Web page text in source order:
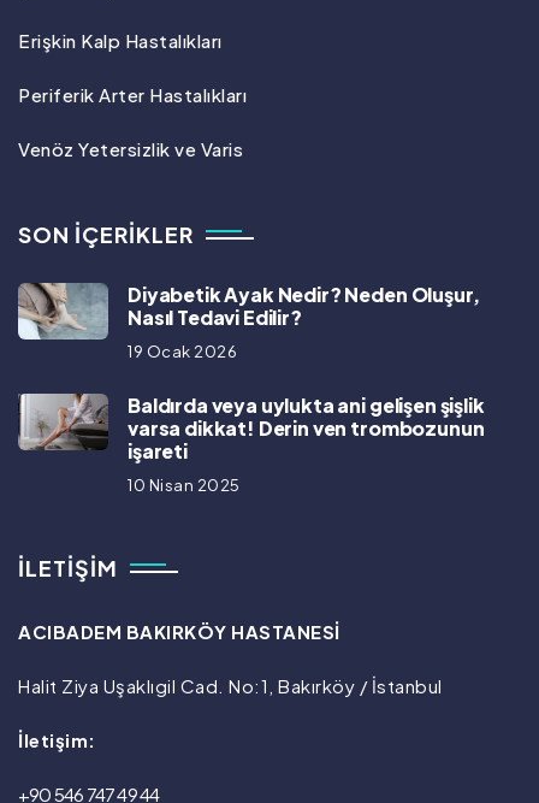
Erişkin Kalp Hastalıkları
Periferik Arter Hastalıkları
Venöz Yetersizlik ve Varis
SON İÇERIKLER
Diyabetik Ayak Nedir? Neden Oluşur,
Nasıl Tedavi Edilir?
19 Ocak 2026
Baldırda veya uylukta ani gelişen şişlik
varsa dikkat! Derin ven trombozunun
işareti
10 Nisan 2025
İLETIŞIM
ACIBADEM BAKIRKÖY HASTANESİ
Halit Ziya Uşaklıgil Cad. No:1, Bakırköy / İstanbul
İletişim:
+90 546 747 49 44